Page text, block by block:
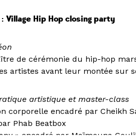
Village Hip Hop closing party
de cérémonie du hip-hop
artistes avant leur montée sur
artistique et master-class
corporelle encadré par Cheikh
Phab Beatbox